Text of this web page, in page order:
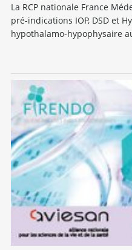
La RCP nationale France
pré-indications IOP, DSD et
hypothalamo-hypophysaire